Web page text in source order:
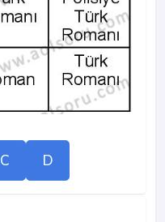
C D